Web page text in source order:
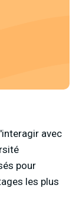
avec
pour
les plus